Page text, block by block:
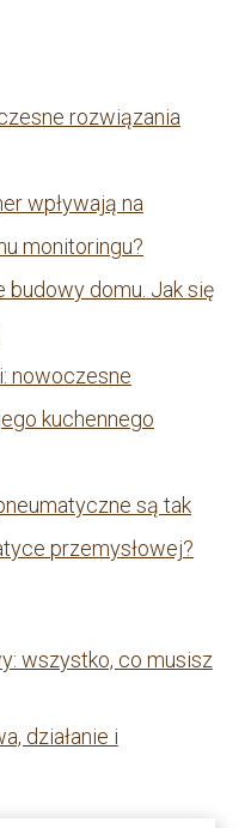
rozwiązania
wpływają na
monitoringu?
budowy domu. Jak się
nowoczesne
kuchennego
są tak
przemysłowej?
wszystko, co musisz
działanie i